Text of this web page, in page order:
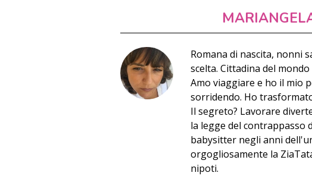
Romana di nascita, nonni
scelta. Cittadina del
Amo viaggiare e ho il mio
sorridendo. Ho
Il segreto? Lavorare
la legge del contrappasso
babysitter negli anni
orgogliosamente la
nipoti.